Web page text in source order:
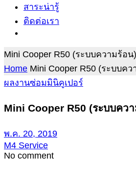
สาระน่ารู้
ติดต่อเรา
Mini Cooper R50 (ระบบความร้อน)
Home Mini Cooper R50 (ระบบคว
ผลงานซ่อมมินิคูเปอร์
Mini Cooper R50 (ระบบคว
พ.ค. 20, 2019
M4 Service
No comment